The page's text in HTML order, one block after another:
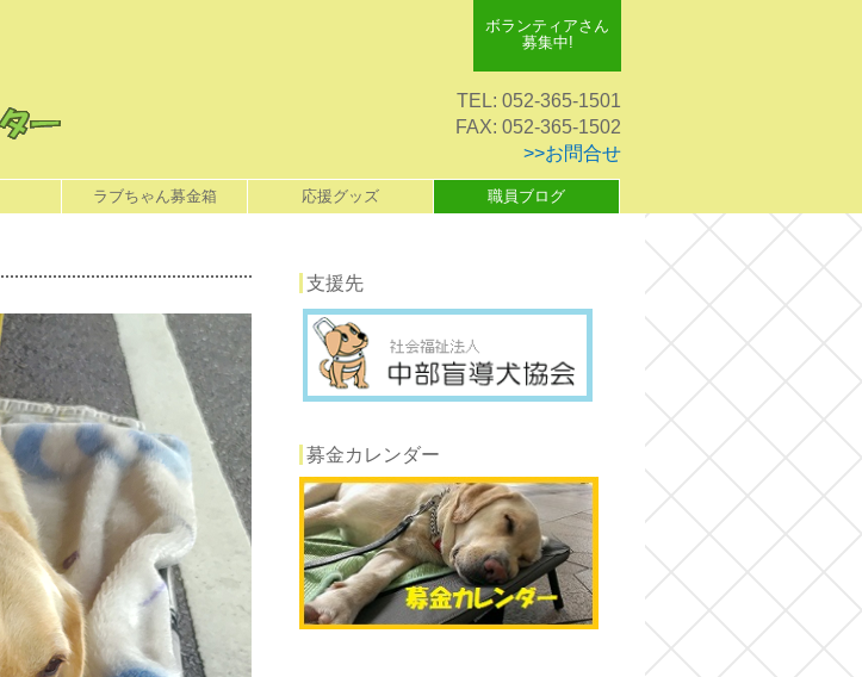
ボランティアさん
募集中!
TEL: 052-365-1501
FAX: 052-365-1502
>>お問合せ
ラブちゃん募金箱 応援グッズ 職員ブログ
支援先
募金カレンダー